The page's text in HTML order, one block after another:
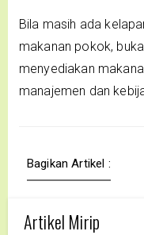
Bila masih ada
makanan pokok,
menyediakan
manajemen dan
Bagikan Artikel :
Artikel Mirip